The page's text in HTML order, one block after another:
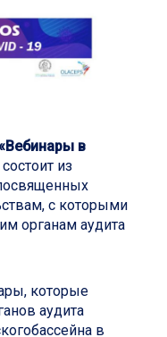
в
состоит из
с которыми
органам аудита
которые
аудита
в